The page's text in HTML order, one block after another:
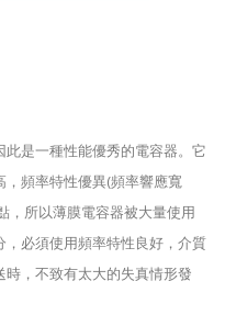
是一種性能優秀的電容器。它
頻率特性優異(頻率響應寬
，所以薄膜電容器被大量使用
必須使用頻率特性良好，介質
，不致有太大的失真情形發